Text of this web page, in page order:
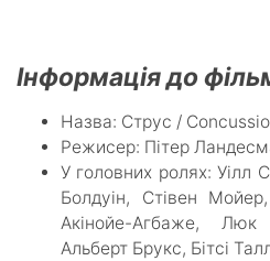
Інформація до
Назва: Струс /
Режисер: Пітер
У головних ролях: Уілл
Болдуін, Стівен
Акінойе-Агбаже,
Альберт Брукс, Бітсі